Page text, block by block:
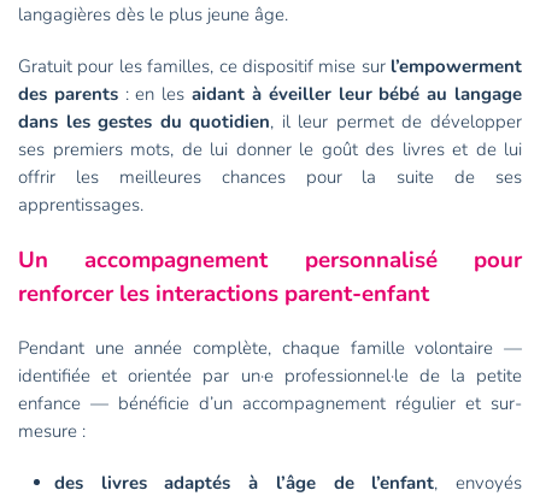
langagières dès le plus jeune âge.
Gratuit pour les familles, ce dispositif mise sur l’empowerment
des parents: en lesaidant à éveiller leur bébé au langage
dans les gestes du quotidien, il leur permet de développer
ses premiers mots, de lui donner le goût des livres et de lui
offrir les meilleures chances pour la suite de ses
apprentissages.
Un accompagnement personnalisé pour
renforcer les interactions parent-enfant
Pendant une année complète, chaque famille volontaire —
identifiée et orientée par un·e professionnel·le de la petite
enfance — bénéficie d’un accompagnement régulier et sur-
mesure :
des livres adaptés à l’âge de l’enfant, envoyés